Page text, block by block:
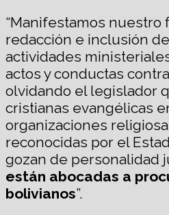
“Manifestamos nuestro
redacción e inclusión
actividades
actos y conductas
olvidando el legislador
cristianas evangélicas
organizaciones
reconocidas por el
gozan de personalidad
están abocadas a
bolivianos”.